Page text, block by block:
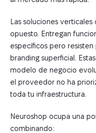
Las soluciones
opuesto. Entregan
específicos pero
branding superficial.
modelo de negocio
el proveedor no ha
toda tu infraestructura.
Neuroshop ocupa una
combinando: